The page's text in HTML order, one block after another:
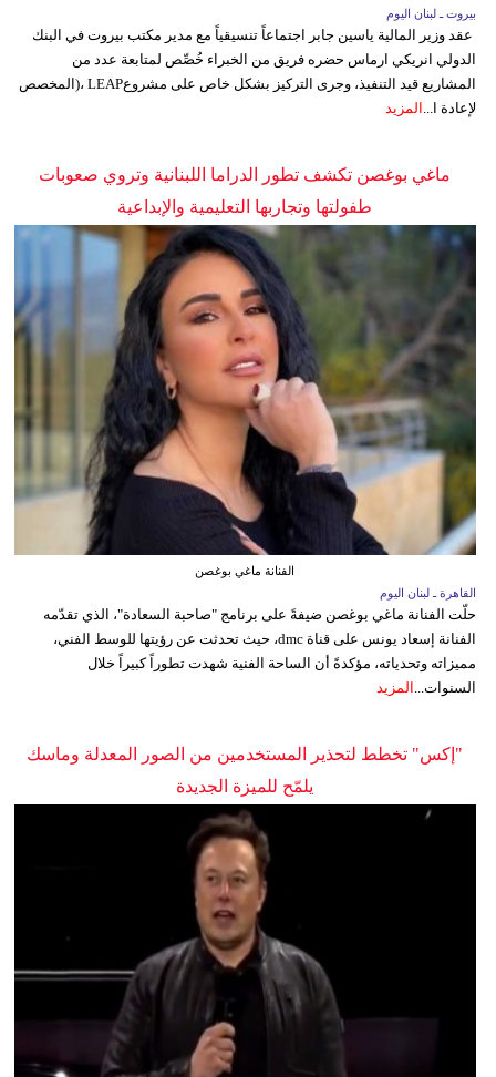
بيروت ـ لبنان اليوم
عقد وزير المالية ياسين جابر اجتماعاً تنسيقياً مع مدير مكتب بيروت في البنك
الدولي انريكي ارماس حضره فريق من الخبراء خُصِّص لمتابعة عدد من
المشاريع قيد التنفيذ، وجرى التركيز بشكل خاص على مشروعLEAP ،(المخصص
لإعادة ا...
المزيد
ماغي بوغصن تكشف تطور الدراما اللبنانية وتروي صعوبات
طفولتها وتجاربها التعليمية والإبداعية
الفنانة ماغي بوغصن
القاهرة ـ لبنان اليوم
حلّت الفنانة ماغي بوغصن ضيفةً على برنامج "صاحبة السعادة"، الذي تقدّمه
الفنانة إسعاد يونس على قناة dmc، حيث تحدثت عن رؤيتها للوسط الفني،
مميزاته وتحدياته، مؤكدةً أن الساحة الفنية شهدت تطوراً كبيراً خلال
السنوات... المزيد
"إكس" تخطط لتحذير المستخدمين من الصور المعدلة وماسك
يلمّح للميزة الجديدة